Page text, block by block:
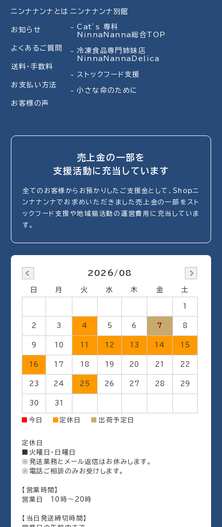
ニンナナンナとは
お知らせ
よくあるご質問
送料・手数料
お支払い方法
お客様の声
ニンナナンナ別館
Cat’s 専科
NinnaNanna総合TOP
冷凍食品専門姉妹店
NinnaNannaDelica
ストックフード支援
小さな命のために
売上金の一部を
支援活動に充当しています
全てのお客様からお預かりしたご支援金として、Shopニ
ンナナンナでお求めいただきました売上金の一部をスト
ックフード支援や地域猫活動の運営費用に充当していま
す。
2026/08
日 月 火 水 木 金 土
2 3 4 5 6 7 8
9 10 12 13 14 15
16 17 18 19 20 21 22
23 24 25 26 27 28 29
30 31
今日 定休日 出荷予定日
定休日
■火曜日・日曜日
※発送業務とメール返信はお休みします。
※電話ご相談のみお受けします。
【営業時間】
営業日 10時～20時
【当日発送締切時間】